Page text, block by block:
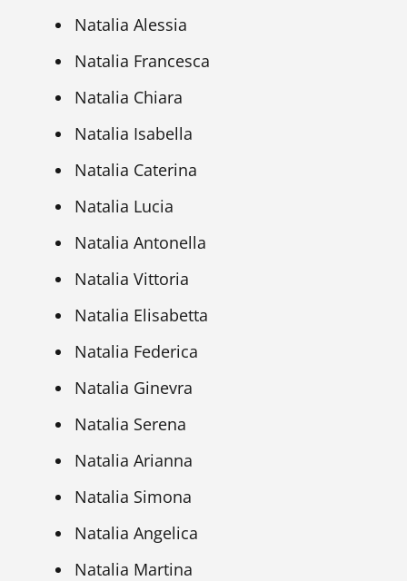
Natalia Alessia
Natalia Francesca
Natalia Chiara
Natalia Isabella
Natalia Caterina
Natalia Lucia
Natalia Antonella
Natalia Vittoria
Natalia Elisabetta
Natalia Federica
Natalia Ginevra
Natalia Serena
Natalia Arianna
Natalia Simona
Natalia Angelica
Natalia Martina